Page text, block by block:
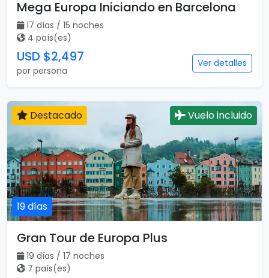
Mega Europa Iniciando en Barcelona
17 días / 15 noches
4 país(es)
USD $2,497
por persona
Ver detalles
19 días
Destacado Vuelo incluido
Gran Tour de Europa Plus
19 días / 17 noches
7 país(es)